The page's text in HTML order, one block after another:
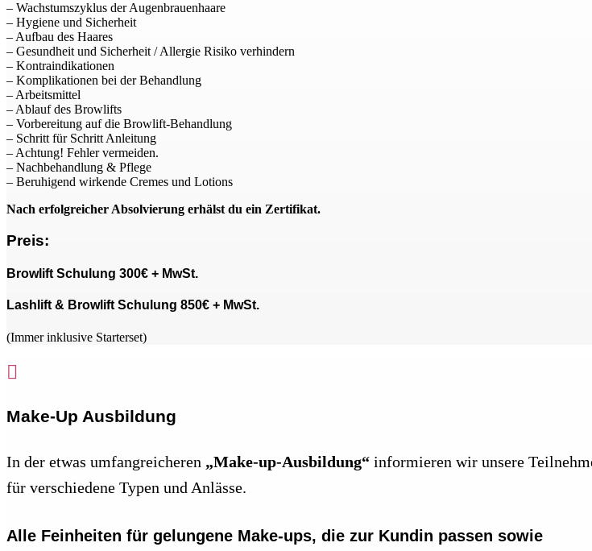
– Wachstumszyklus der Augenbrauenhaare
– Hygiene und Sicherheit
– Aufbau des Haares
– Gesundheit und Sicherheit / Allergie Risiko verhindern
– Kontraindikationen
– Komplikationen bei der Behandlung
– Arbeitsmittel
– Ablauf des Browlifts
– Vorbereitung auf die Browlift-Behandlung
– Schritt für Schritt Anleitung
– Achtung! Fehler vermeiden.
– Nachbehandlung & Pflege
– Beruhigend wirkende Cremes und Lotions
Nach erfolgreicher Absolvierung erhälst du ein Zertifikat.
Preis:
Browlift Schulung 300€ + MwSt.
Lashlift & Browlift Schulung 850€ + MwSt.
(Immer inklusive Starterset)

Make-Up Ausbildung
In der etwas umfangreicheren „Make-up-Ausbildung“ informieren wir unsere
für verschiedene Typen und Anlässe.
Alle Feinheiten für gelungene Make-ups, die zur Kundin passen sowie